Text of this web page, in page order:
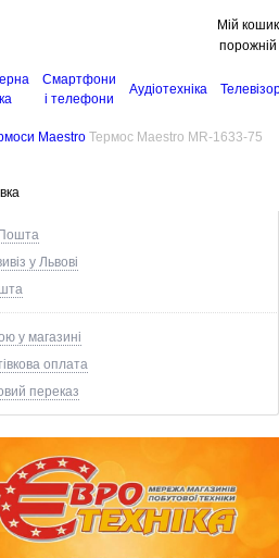
Мій кошик
порожній
Смартфони
і телефони
Аудіотехніка
Maestro Термос Maestro MR-1633-75
у Львові
у магазині
оплата
переказ